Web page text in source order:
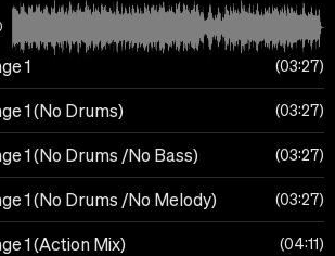
1 03:27
1 (No Drums) 03:27
1 (No Drums /No Bass) 03:27
1 (No Drums /No Melody) 03:27
1 (Action Mix) 04:11